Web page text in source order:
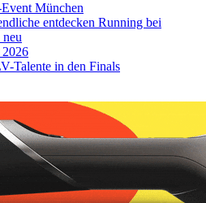
München
entdecken Running bei
Talente in den Finals